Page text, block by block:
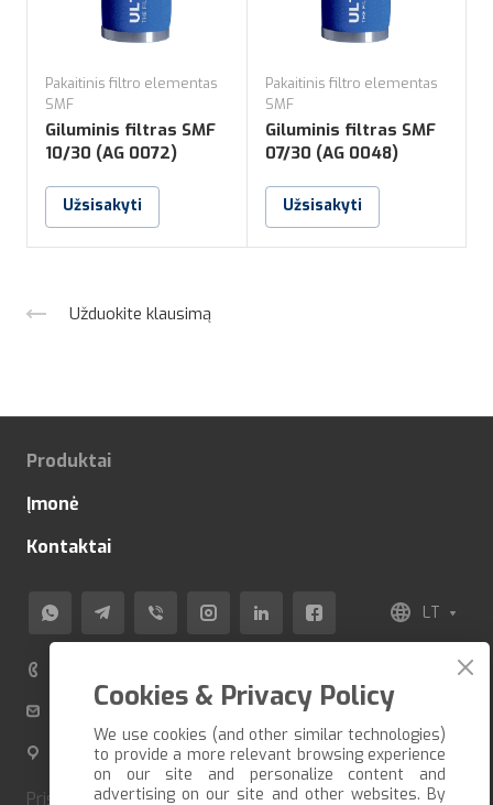
Pakaitinis filtro elementas
SMF
Giluminis filtras SMF
10/30 (AG 0072)
Užsisakyti
Pakaitinis filtro elementas
SMF
Giluminis filtras SMF
07/30 (AG 0048)
Užsisakyti
Užduokite klausimą
Produktai
Įmonė
Kontaktai
LT
info@veza-e.lt
Švitrigailos g. 11K-109, LT-03228 Vilnius, Lietuva
Pristatome prekes per trumpiausią įmanomą terminą.
Cookies & Privacy Policy
We use cookies (and other similar technologies)
to provide a more relevant browsing experience
on our site and personalize content and
advertising on our site and other websites. By